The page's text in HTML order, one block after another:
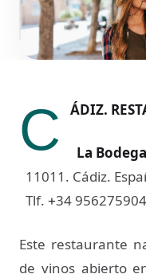
C ÁDIZ.
La Bodega
11011. Cádiz.
Tlf. +34 956275904
Este restaurante
de vinos abierto